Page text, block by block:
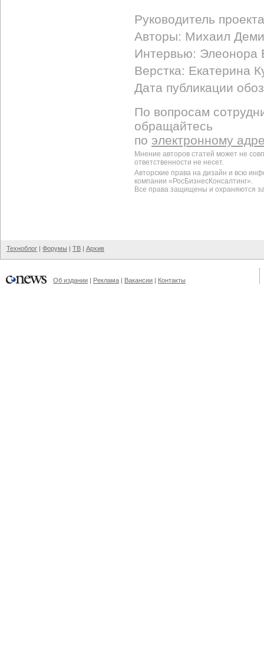
Руководитель
Авторы: Михаил
Интервью: Элеонора
Верстка: Екатерина
Дата публикации
По вопросам
обращайтесь
по электронному
Мнение авторов статей может не
ответственности не несет.
Авторские права на дизайн и всю
компании «РосБизнесКонсалтинг».
Все права защищены и охраняются
Техноблог | Форумы | ТВ | Архив
Об издании | Реклама | Вакансии | Контакты